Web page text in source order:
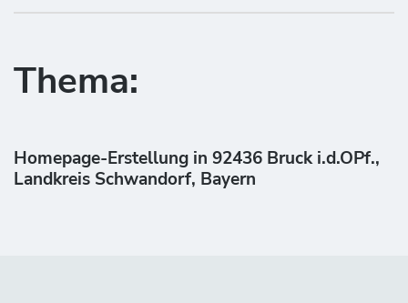
Thema:
Homepage-Erstellung in 92436 Bruck i.d.OPf.,
Landkreis Schwandorf, Bayern